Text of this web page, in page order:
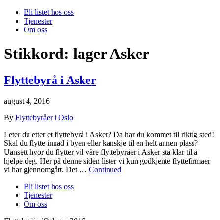
Bli listet hos oss
Tjenester
Om oss
Stikkord: lager Asker
Flyttebyrå i Asker
august 4, 2016
By Flyttebyråer i Oslo
Leter du etter et flyttebyrå i Asker? Da har du kommet til riktig sted!
Skal du flytte innad i byen eller kanskje til en helt annen plass?
Uansett hvor du flytter vil våre flyttebyråer i Asker stå klar til å
hjelpe deg. Her på denne siden lister vi kun godkjente flyttefirmaer
vi har gjennomgått. Det … Continued
Bli listet hos oss
Tjenester
Om oss